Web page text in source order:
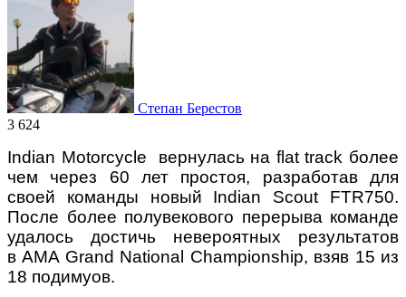
Степан Берестов
3 624
Indian Motorcycle вернулась на flat track более
чем через 60 лет простоя, разработав для
своей команды новый Indian Scout FTR750.
После более полувекового перерыва команде
удалось достичь невероятных результатов
в AMA Grand National Championship, взяв 15 из
18 подимуов.